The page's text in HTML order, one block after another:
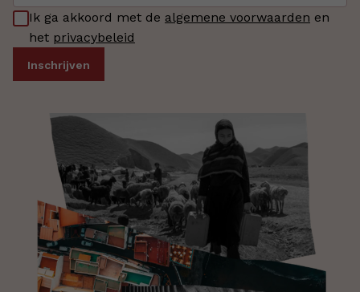
Ik ga akkoord met de algemene voorwaarden en
het privacybeleid